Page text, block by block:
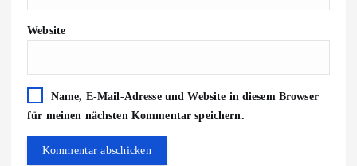
Website
Name, E-Mail-Adresse und Website in diesem Browser
für meinen nächsten Kommentar speichern.